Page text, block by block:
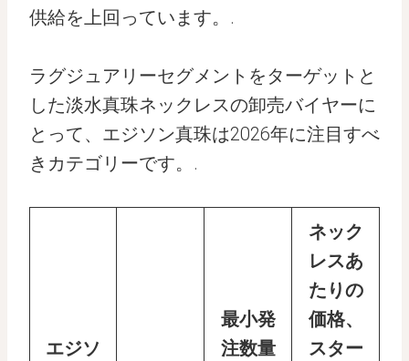
供給を上回っています。.
ラグジュアリーセグメントをターゲットと
した淡水真珠ネックレスの卸売バイヤーに
とって、エジソン真珠は2026年に注目すべ
きカテゴリーです。.
エジソ
最小発
注数量
ネック
レスあ
たりの
価格、
スター